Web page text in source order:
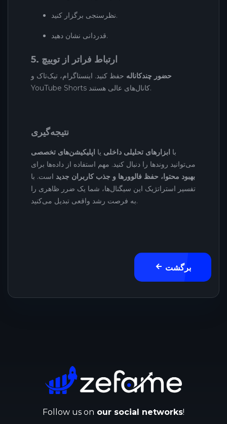
نظرسنجی برگزار کنید.
قدردانی نشان دهید.
5. ارتباط فراتر از توییچ
حضور چندکاناله حفظ کنید. اینستاگرام، تیک‌تاک و
YouTube Shorts کانال‌های عالی هستند.
نتیجه‌گیری
با ابزارهای تحلیلی داخلی یا اپلیکیشن‌های تخصصی
می‌توانید روندها را دنبال کنید. مهم استفاده از داده‌ها برای
بهبود محتوا، حفظ فالوورها و جذب کاربران جدید است. با
تفسیر استراتژیک این سیگنال‌ها، شما یک ضرر ظاهری را
به فرصت رشد واقعی تبدیل می‌کنید.
برگشت
Follow us on our social networks!